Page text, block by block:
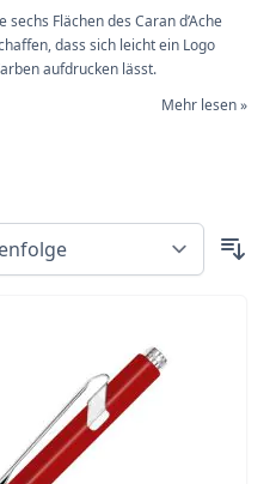
Flächen des Caran d’Ache
dass sich leicht ein Logo
aufdrucken lässt.
Mehr lesen »